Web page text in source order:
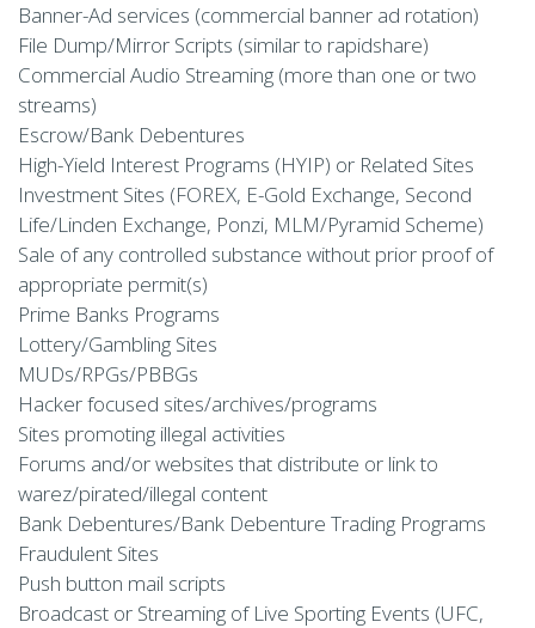
Banner-Ad services (commercial banner ad rotation)
File Dump/Mirror Scripts (similar to rapidshare)
Commercial Audio Streaming (more than one or two
streams)
Escrow/Bank Debentures
High-Yield Interest Programs (HYIP) or Related Sites
Investment Sites (FOREX, E-Gold Exchange, Second
Life/Linden Exchange, Ponzi, MLM/Pyramid Scheme)
Sale of any controlled substance without prior proof of
appropriate permit(s)
Prime Banks Programs
Lottery/Gambling Sites
MUDs/RPGs/PBBGs
Hacker focused sites/archives/programs
Sites promoting illegal activities
Forums and/or websites that distribute or link to
warez/pirated/illegal content
Bank Debentures/Bank Debenture Trading Programs
Fraudulent Sites
Push button mail scripts
Broadcast or Streaming of Live Sporting Events (UFC,